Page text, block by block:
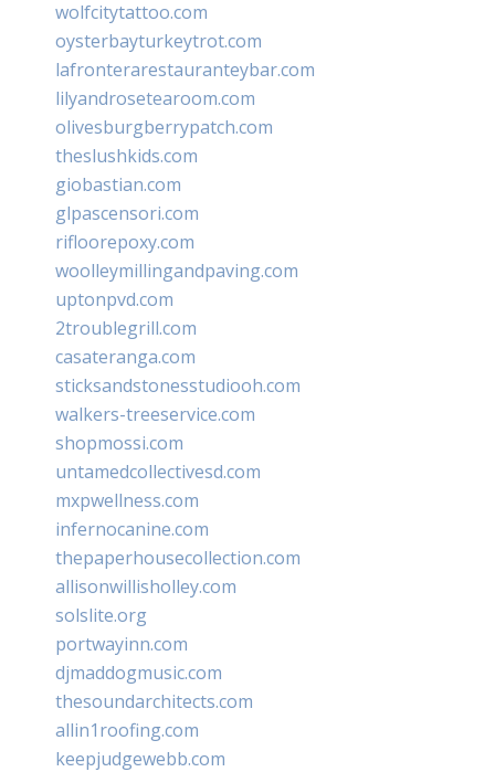
wolfcitytattoo.com
oysterbayturkeytrot.com
lafronterarestauranteybar.com
lilyandrosetearoom.com
olivesburgberrypatch.com
theslushkids.com
giobastian.com
glpascensori.com
rifloorepoxy.com
woolleymillingandpaving.com
uptonpvd.com
2troublegrill.com
casateranga.com
sticksandstonesstudiooh.com
walkers-treeservice.com
shopmossi.com
untamedcollectivesd.com
mxpwellness.com
infernocanine.com
thepaperhousecollection.com
allisonwillisholley.com
solslite.org
portwayinn.com
djmaddogmusic.com
thesoundarchitects.com
allin1roofing.com
keepjudgewebb.com